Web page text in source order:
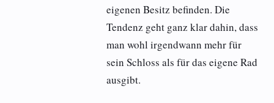
eigenen Besitz befinden. Die
Tendenz geht ganz klar dahin, dass
man wohl irgendwann mehr für
sein Schloss als für das eigene Rad
ausgibt.